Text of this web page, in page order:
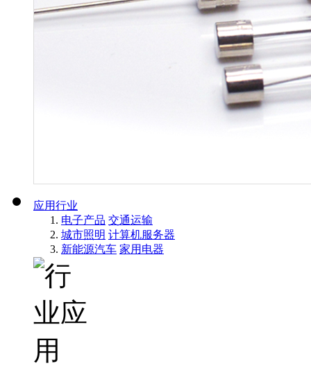
应用行业
电子产品 交通运输
城市照明 计算机服务器
新能源汽车 家用电器